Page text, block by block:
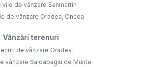
vile de vânzare Sanmartin
de vânzare Oradea, Oncea
Vânzări terenuri
de vânzare Oradea
vânzare Saldabagiu de Munte